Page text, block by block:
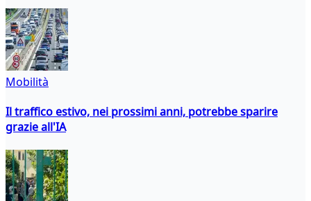
Mobilità
Il traffico estivo, nei prossimi anni, potrebbe sparire
grazie all'IA